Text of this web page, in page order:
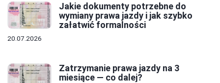
Jakie dokumenty potrzebne do
wymiany prawa jazdy i jak szybko
załatwić formalności
20.07.2026
Zatrzymanie prawa jazdy na 3
miesiące — co dalej?